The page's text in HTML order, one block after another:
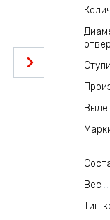
Вес
Тип